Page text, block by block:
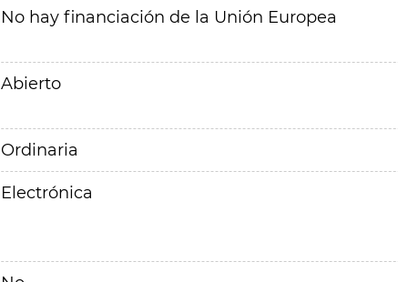
No hay financiación de la Unión Europea
Abierto
Ordinaria
Electrónica